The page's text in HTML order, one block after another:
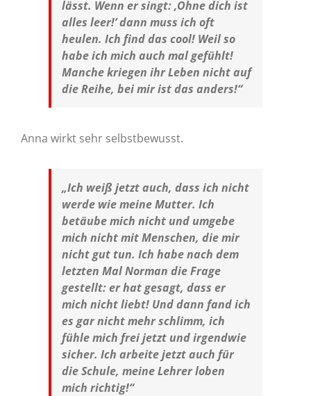
lässt. Wenn er singt: ‚Ohne dich ist
alles leer!’ dann muss ich oft
heulen. Ich find das cool! Weil so
habe ich mich auch mal gefühlt!
Manche kriegen ihr Leben nicht auf
die Reihe, bei mir ist das anders!“
Anna wirkt sehr selbstbewusst.
„Ich weiß jetzt auch, dass ich nicht
werde wie meine Mutter. Ich
betäube mich nicht und umgebe
mich nicht mit Menschen, die mir
nicht gut tun. Ich habe nach dem
letzten Mal Norman die Frage
gestellt: er hat gesagt, dass er
mich nicht liebt! Und dann fand ich
es gar nicht mehr schlimm, ich
fühle mich frei jetzt und irgendwie
sicher. Ich arbeite jetzt auch für
die Schule, meine Lehrer loben
mich richtig!“